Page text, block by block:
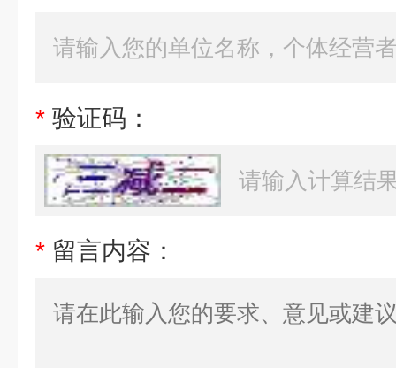
* 验证码：
* 留言内容：